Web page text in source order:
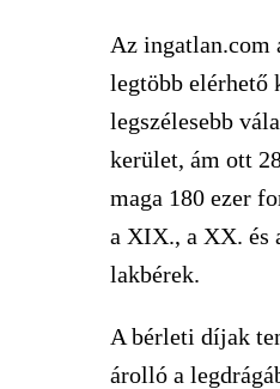
Az ingatlan.com
legtöbb elérhető
legszélesebb
kerület, ám ott
maga 180 ezer
a XIX., a XX. és
lakbérek.
A bérleti díjak
árolló a